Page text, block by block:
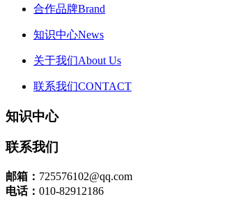
合作品牌Brand
知识中心News
关于我们About Us
联系我们CONTACT
知识中心
联系我们
邮箱： 725576102@qq.com
电话： 010-82912186